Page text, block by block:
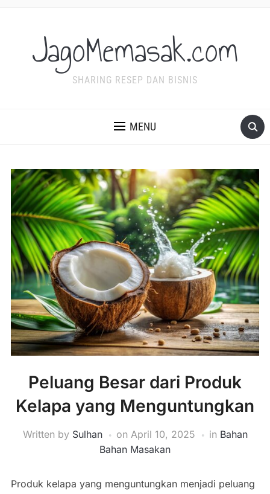
JagoMemasak.com
SHARING RESEP DAN BISNIS
MENU
Peluang Besar dari Produk
Kelapa yang Menguntungkan
Written by Sulhan on April 10, 2025 in Bahan
Bahan Masakan
Produk kelapa yang menguntungkan menjadi peluang